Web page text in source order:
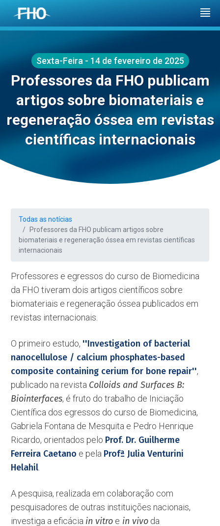
Sexta-Feira - 14 de fevereiro de 2025
Professores da FHO publicam
artigos sobre biomateriais e
regeneração óssea em revistas
científicas internacionais
Todas as notícias
Professores da FHO publicam artigos sobre
biomateriais e regeneração óssea em revistas científicas
internacionais
Professores e egressos do curso de Biomedicina
da FHO tiveram dois artigos científicos sobre
biomateriais e regeneração óssea publicados em
revistas internacionais.
O primeiro estudo, ''Investigation of bacterial
nanocellulose / calcium phosphates-based
composite containing cerium for bone repair'',
publicado na revista Colloids and Surfaces B:
Biointerfaces, é fruto do trabalho de Iniciação
Científica dos egressos do curso de Biomedicina,
Gabriela Fontana de Mesquita e Pedro Henrique
Ricardo, orientados pelo Prof. Dr. Guilherme
Ferreira Caetano e pela Profª Julia Venturini
Helahil
A pesquisa, realizada em colaboração com
pesquisadores de outras instituições nacionais,
investiga a eficácia in vitro e in vivo da